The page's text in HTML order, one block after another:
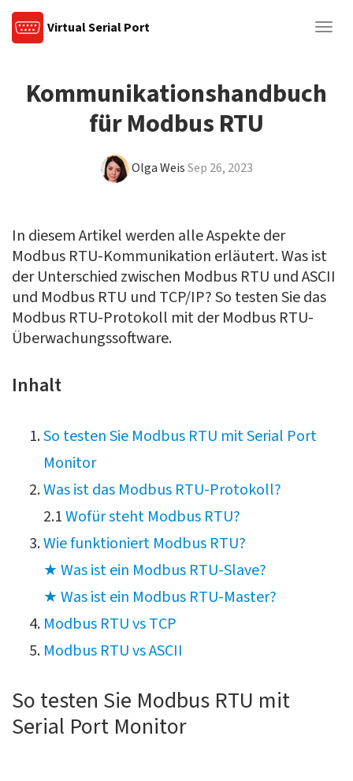
Virtual Serial Port
Kommunikationshandbuch
für Modbus RTU
Olga WeisSep 26, 2023
In diesem Artikel werden alle Aspekte der
Modbus RTU-Kommunikation erläutert. Was ist
der Unterschied zwischen Modbus RTU und ASCII
und Modbus RTU und TCP/IP? So testen Sie das
Modbus RTU-Protokoll mit der Modbus RTU-
Überwachungssoftware.
Inhalt
So testen Sie Modbus RTU mit Serial Port
Monitor
Was ist das Modbus RTU-Protokoll?
2.1Wofür steht Modbus RTU?
Wie funktioniert Modbus RTU?
★ Was ist ein Modbus RTU-Slave?
★ Was ist ein Modbus RTU-Master?
Modbus RTU vs TCP
Modbus RTU vs ASCII
So testen Sie Modbus RTU mit
Serial Port Monitor